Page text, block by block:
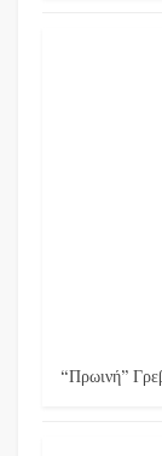
“Πρωινή”